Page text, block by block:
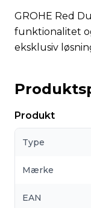
GROHE Red
funktionalitet
eksklusiv
Produkt
Type
Mærke
EAN